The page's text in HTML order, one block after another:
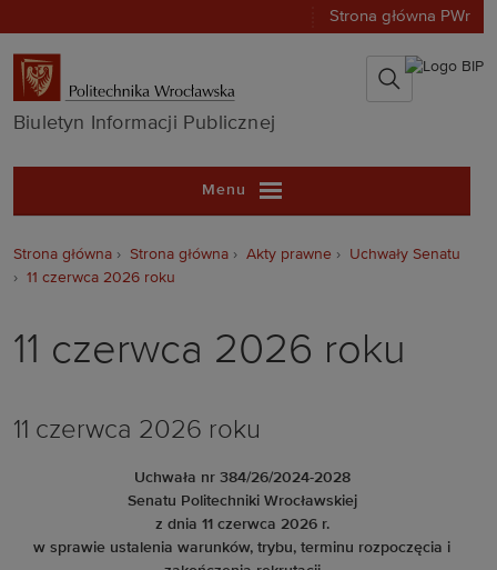
Strona główna PWr
Biuletyn
Biuletyn Informacji Publicznej
Menu
Strona główna Strona główna Akty prawne
Uchwały Senatu
11 czerwca 2026 roku
11 czerwca 2026 roku
11 czerwca 2026 roku
Uchwała nr 384/26/2024-2028
Senatu Politechniki Wrocławskiej
z dnia 11 czerwca 2026 r.
w sprawie ustalenia warunków, trybu, terminu rozpoczęcia i